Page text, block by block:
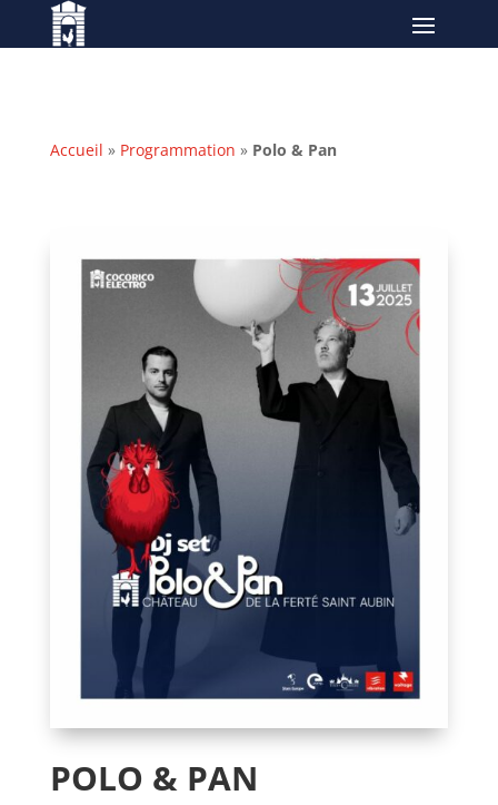
Accueil » Programmation » Polo & Pan
POLO & PAN